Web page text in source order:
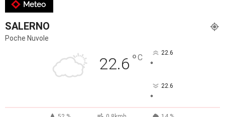
Meteo
SALERNO
Poche Nuvole
22.6 °C 22.6
°
22.6
°